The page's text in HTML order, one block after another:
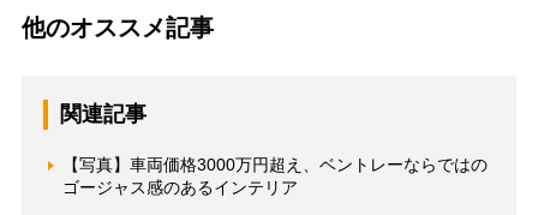
他のオススメ記事
関連記事
【写真】車両価格3000万円超え、ベントレーならではの
ゴージャス感のあるインテリア